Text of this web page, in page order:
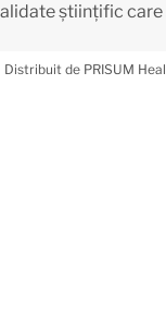
științific
Distribuit de PRISUM